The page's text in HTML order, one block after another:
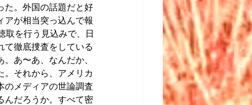
た。外国の話題だと好
アが相当突っ込んで報
取を行う見込みで、日
て徹底捜査をしている
あ〜あ、なんだか、
。それから、アメリカ
のメディアの世論調査
んだろうか。すべて密